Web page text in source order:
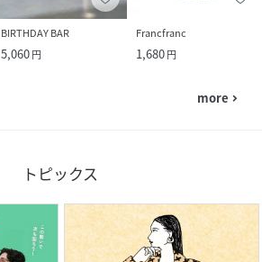
BIRTHDAY BAR
5,060円
Francfranc
1,680円
more navigate_next
トピックス